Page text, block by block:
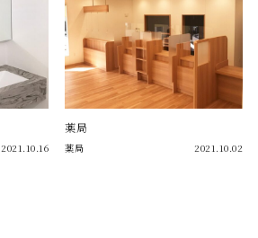
2021.10.16
薬局
薬局 2021.10.02